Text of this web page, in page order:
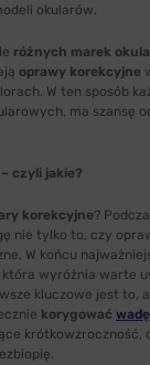
okularów.
różnych marek
oprawy korekcyjne
W ten sposób
ma szansę
czyli jakie?
korekcyjne?
nie tylko to, czy
W końcu
wyróżnia warte
kluczowe jest to,
korygować
krótkowzroczność,